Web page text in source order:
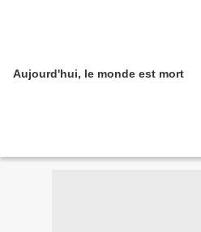
Aujourd'hui, le monde est mort